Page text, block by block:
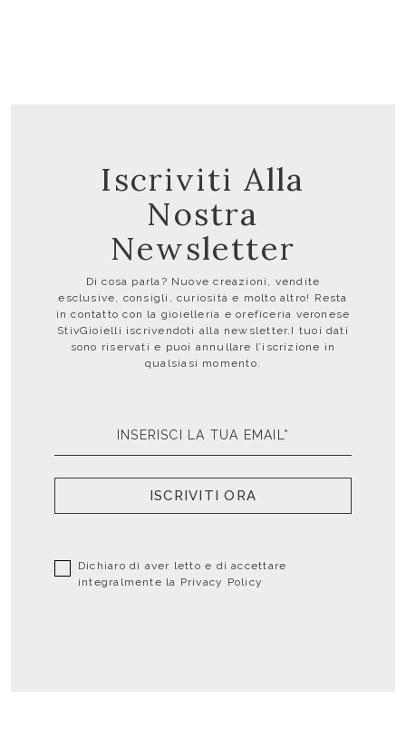
Iscriviti Alla
Nostra
Newsletter
Di cosa parla? Nuove creazioni, vendite
esclusive, consigli, curiosità e molto altro! Resta
in contatto con la gioielleria e oreficeria veronese
StivGioielli iscrivendoti alla newsletter.I tuoi dati
sono riservati e puoi annullare l’iscrizione in
qualsiasi momento.
ISCRIVITI ORA
Dichiaro di aver letto e di accettare
integralmente la Privacy Policy